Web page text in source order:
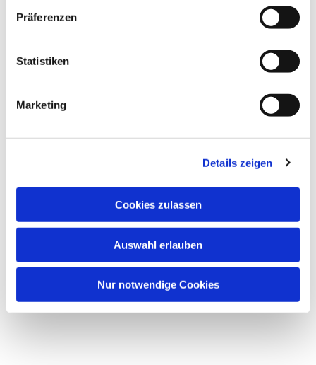
Präferenzen
Statistiken
Marketing
Details zeigen
Cookies zulassen
Auswahl erlauben
Nur notwendige Cookies
Dies könnte Sie auch